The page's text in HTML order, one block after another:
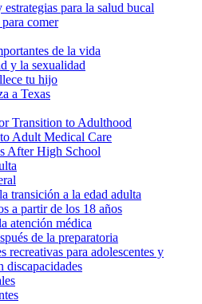
estrategias para la salud bucal
comer
de la vida
y la sexualidad
tu hijo
a Texas
Transition to Adulthood
Adult Medical Care
After High School
transición a la edad adulta
a partir de los 18 años
atención médica
de la preparatoria
recreativas para adolescentes y
discapacidades